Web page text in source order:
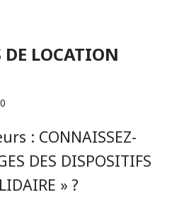
DE LOCATION
: CONNAISSEZ-
DES DISPOSITIFS
» ?